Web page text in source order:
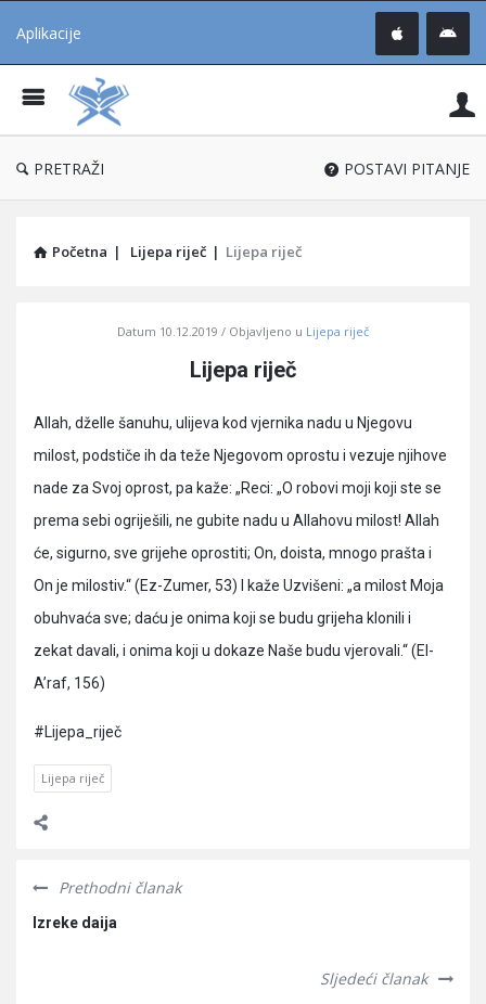
Aplikacije
®
PRETRAŽI POSTAVI PITANJE
Početna | Lijepa riječ | Lijepa riječ
Latest
Articles
Datum 10.12.2019 Objavljeno u Lijepa riječ
Lijepa riječ
Allah, dželle šanuhu, ulijeva kod vjernika nadu u Njegovu
milost, podstiče ih da teže Njegovom oprostu i vezuje njihove
nade za Svoj oprost, pa kaže: „Reci: „O robovi moji koji ste se
prema sebi ogriješili, ne gubite nadu u Allahovu milost! Allah
će, sigurno, sve grijehe oprostiti; On, doista, mnogo prašta i
On je milostiv.“ (Ez-Zumer, 53) I kaže Uzvišeni: „a milost Moja
obuhvaća sve; daću je onima koji se budu grijeha klonili i
zekat davali, i onima koji u dokaze Naše budu vjerovali.“ (El-
A’raf, 156)
#Lijepa_riječ
Lijepa riječ
Prethodni članak
Izreke daija
Sljedeći članak